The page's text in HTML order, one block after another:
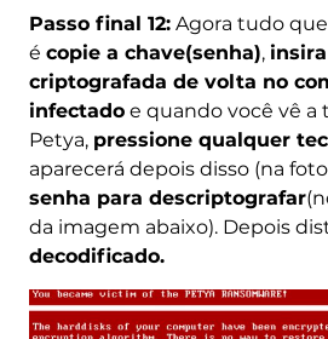
Passo final 12:Agora tudo que
é copie a chave(senha),
criptografada de volta no
infectadoe quando você vê a
Petya, pressione qualquer
aparecerá depois disso (na
senha para descriptografar
da imagem abaixo). Depois
decodificado.